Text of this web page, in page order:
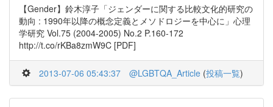
【Gender】鈴木淳子「ジェンダーに関する比較文化的研究の
動向 : 1990年以降の概念定義とメソドロジーを中心に」心理
学研究 Vol.75 (2004-2005) No.2 P.160-172
http://t.co/rKBa8zmW9C [PDF]
2013-07-06 05:43:37 @LGBTQA_Article (投稿一覧)